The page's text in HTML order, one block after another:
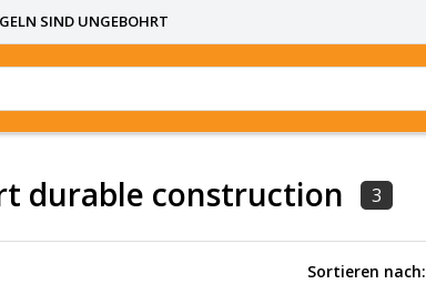
SIND UNGEBOHRT
durable construction 3
Sortieren nach: